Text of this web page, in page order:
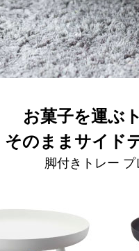
お菓子を運ぶ
そのままサイド
脚付きトレー プ